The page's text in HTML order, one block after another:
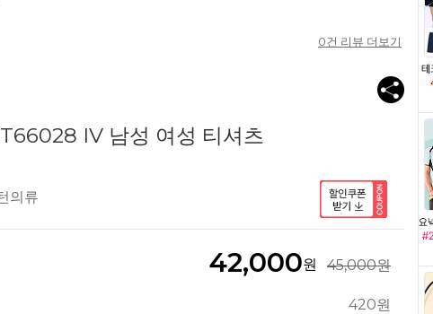
0건 리뷰 더보기
IV 남성 여성 티셔츠
의류
42,000원 45,000원
420원